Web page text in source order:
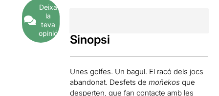
Deixa
la
teva
opinió
Sinopsi
Unes golfes. Un bagul. El racó dels jocs
abandonat. Desfets demoñekos que
desperten, que fan contacte amb les